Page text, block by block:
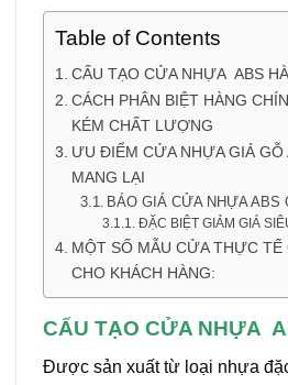
Table of Contents
CẤU TẠO CỬA NHỰA ABS
CÁCH PHÂN BIỆT HÀNG
KÉM CHẤT LƯỢNG
ƯU ĐIỂM CỬA NHỰA GIẢ GỖ
MANG LẠI
BÁO GIÁ CỬA NHỰA ABS
ĐẶC BIỆT GIẢM GIÁ
MỘT SỐ MẪU CỬA THỰC
CHO KHÁCH HÀNG:
CẤU TẠO CỬA NHỰA
Được sản xuất từ loại nhựa